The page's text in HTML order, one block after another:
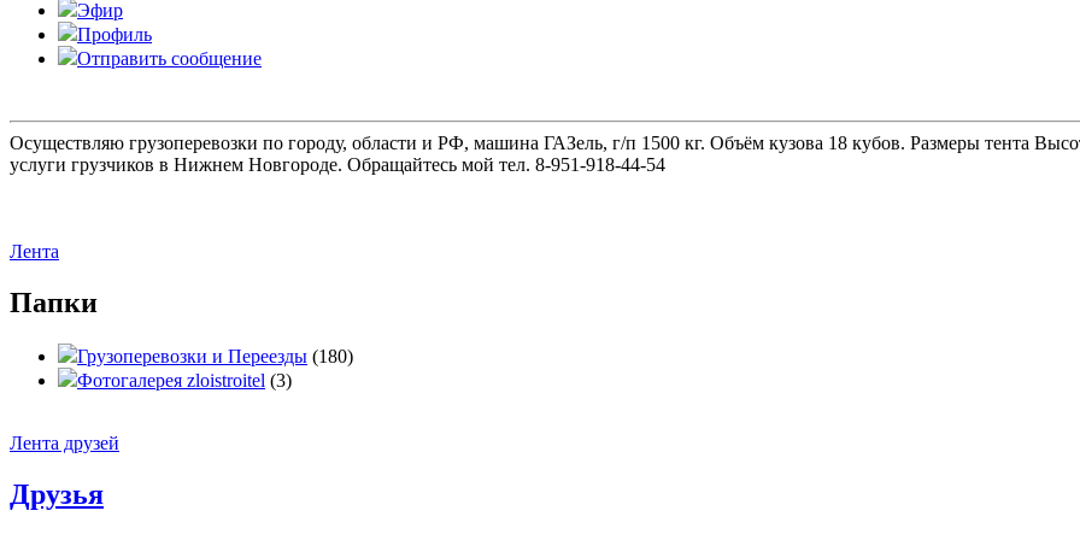
Эфир
Профиль
Отправить сообщение
Осуществляю грузоперевозки по городу, области и РФ, машина ГАЗель, г/п 1500 кг. Объём кузова 18 кубов. Размеры тента
услуги грузчиков в Нижнем Новгороде. Обращайтесь мой тел. 8-951-918-44-54
Лента
Папки
Грузоперевозки и Переезды (180)
Фотогалерея zloistroitel (3)
Лента друзей
Друзья